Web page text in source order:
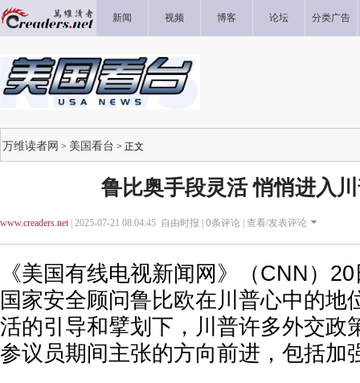
新闻 视频 博客 论坛 分类广告
万维读者网 > 美国看台 > 正文
鲁比奥手段灵活 悄悄进入
www.creaders.net| 2025-07-21 08:04:45 自由时报 | 0条评论 | 查看/发表评论
《美国有线电视新闻网》（CNN）
国家安全顾问鲁比欧在川普心中的地
活的引导和擘划下，川普许多外交政
参议员期间主张的方向前进，包括加